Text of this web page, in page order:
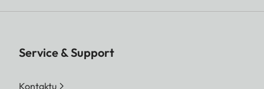
Service & Support
Kontaktu